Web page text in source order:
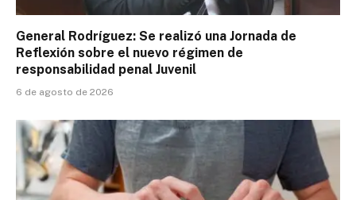
General Rodríguez: Se realizó una Jornada de
Reflexión sobre el nuevo régimen de
responsabilidad penal Juvenil
6 de agosto de 2026